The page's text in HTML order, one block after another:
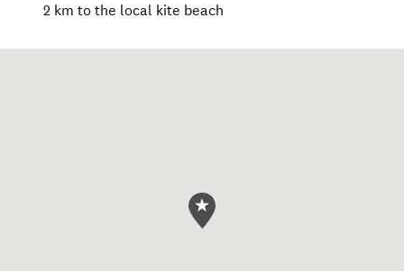
2 km to the local kite beach